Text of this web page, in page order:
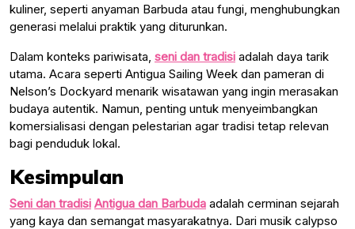
kuliner, seperti anyaman Barbuda atau fungi, menghubungkan
generasi melalui praktik yang diturunkan.
Dalam konteks pariwisata, seni dan tradisi adalah daya tarik
utama. Acara seperti Antigua Sailing Week dan pameran di
Nelson’s Dockyard menarik wisatawan yang ingin merasakan
budaya autentik. Namun, penting untuk menyeimbangkan
komersialisasi dengan pelestarian agar tradisi tetap relevan
bagi penduduk lokal.
Kesimpulan
Seni dan tradisi Antigua dan Barbuda adalah cerminan sejarah
yang kaya dan semangat masyarakatnya. Dari musik calypso